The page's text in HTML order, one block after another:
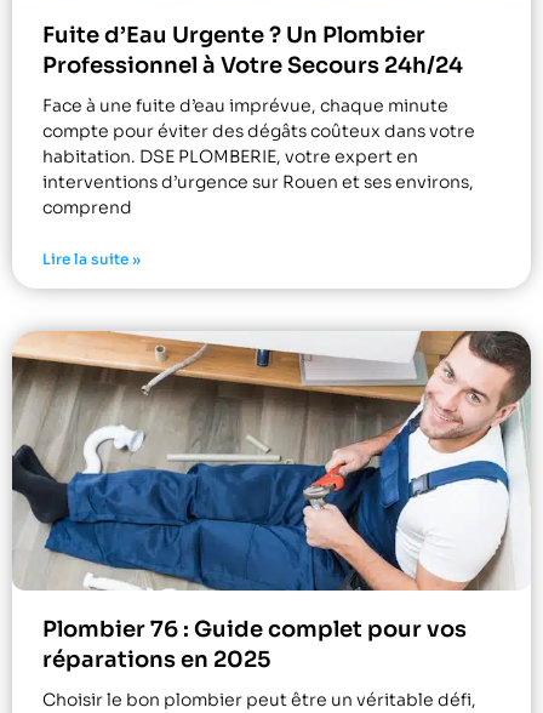
Fuite d’Eau Urgente ? Un Plombier
Professionnel à Votre Secours 24h/24
Face à une fuite d’eau imprévue, chaque minute
compte pour éviter des dégâts coûteux dans votre
habitation. DSE PLOMBERIE, votre expert en
interventions d’urgence sur Rouen et ses environs,
comprend
Lire la suite »
Plombier 76 : Guide complet pour vos
réparations en 2025
Choisir le bon plombier peut être un véritable défi,